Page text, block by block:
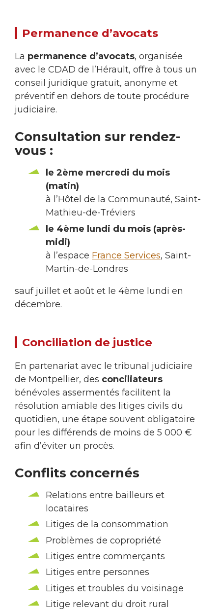
Permanence d’avocats
La permanence d’avocats, organisée
avec le CDAD de l’Hérault, offre à tous un
conseil juridique gratuit, anonyme et
préventif en dehors de toute procédure
judiciaire.
Consultation sur rendez-
vous :
le 2ème mercredi du mois
(matin)
à l’Hôtel de la Communauté, Saint-
Mathieu-de-Tréviers
le 4ème lundi du mois (après-
midi)
à l’espace France Services, Saint-
Martin-de-Londres
sauf juillet et août et le 4ème lundi en
décembre.
Conciliation de justice
En partenariat avec le tribunal judiciaire
de Montpellier, des conciliateurs
bénévoles assermentés facilitent la
résolution amiable des litiges civils du
quotidien, une étape souvent obligatoire
pour les différends de moins de 5 000 €
afin d’éviter un procès.
Conflits concernés
Relations entre bailleurs et
locataires
Litiges de la consommation
Problèmes de copropriété
Litiges entre commerçants
Litiges entre personnes
Litiges et troubles du voisinage
Litige relevant du droit rural